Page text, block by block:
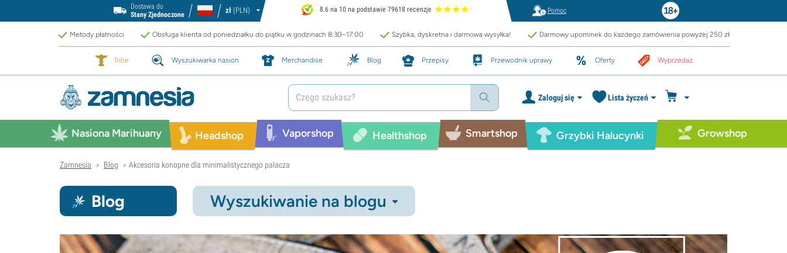
Dostawa do
Stany Zjednoczone
zł (PLN) 8.6 na 10 na podstawie 79618 recenzje Pomoc
Metody płatności Obsługa klienta od poniedziałku do piątku w godzinach 8:30–17:00 Szybka, dyskretna i darmowa wysyłka! Darmowy upominek do każdego zamówienia powyżej 250 zł
Tribe Wyszukiwarka nasion Merchandise Blog Przepisy Przewodnik uprawy Oferty Wyprzedaż
Zaloguj się Lista życzeń
Nasiona Marihuany Headshop Vaporshop Healthshop Smartshop Grzybki Halucynki Growshop
Zamnesia > Blog > Akcesoria konopne dla minimalistycznego palacza
Blog Wyszukiwanie na blogu